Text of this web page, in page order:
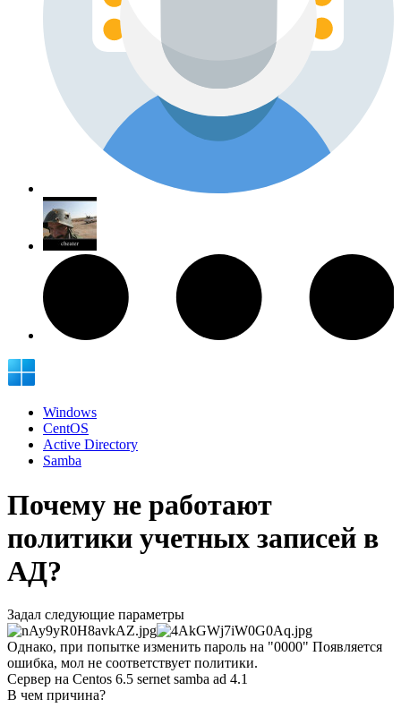
Windows
CentOS
Active Directory
Samba
Почему не работают
политики учетных записей в
АД?
Задал следующие параметры
Однако, при попытке изменить пароль на "0000" Появляется
ошибка, мол не соответствует политики.
Сервер на Centos 6.5 sernet samba ad 4.1
В чем причина?